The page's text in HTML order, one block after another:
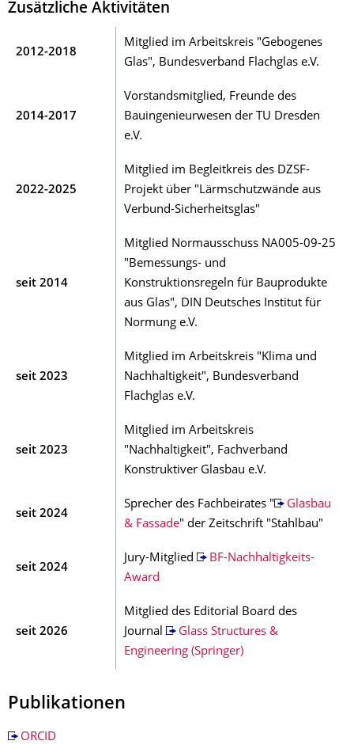
Zusätzliche Aktivitäten
2012-2018
Mitglied im Arbeitskreis "Gebogenes
Glas", Bundesverband Flachglas e.V.
2014-2017
Vorstandsmitglied, Freunde des
Bauingenieurwesen der TU Dresden
e.V.
2022-2025
Mitglied im Begleitkreis des DZSF-
Projekt über "Lärmschutzwände aus
Verbund-Sicherheitsglas"
seit 2014
Mitglied Normausschuss NA005-09-25
"Bemessungs- und
Konstruktionsregeln für Bauprodukte
aus Glas", DIN Deutsches Institut für
Normung e.V.
seit 2023
Mitglied im Arbeitskreis "Klima und
Nachhaltigkeit", Bundesverband
Flachglas e.V.
seit 2023
Mitglied im Arbeitskreis
"Nachhaltigkeit", Fachverband
Konstruktiver Glasbau e.V.
seit 2024
Sprecher des Fachbeirates "
Glasbau
& Fassade" der Zeitschrift "Stahlbau"
seit 2024
Jury-Mitglied
BF-Nachhaltigkeits-
Award
seit 2026
Mitglied des Editorial Board des
Journal
Glass Structures &
Engineering (Springer)
Publikationen
ORCID